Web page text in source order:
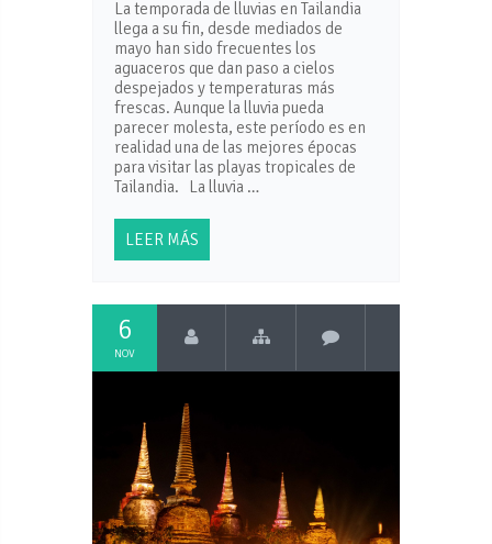
La temporada de lluvias en Tailandia
llega a su fin, desde mediados de
mayo han sido frecuentes los
aguaceros que dan paso a cielos
despejados y temperaturas más
frescas. Aunque la lluvia pueda
parecer molesta, este período es en
realidad una de las mejores épocas
para visitar las playas tropicales de
Tailandia. La lluvia …
LEER MÁS
6
NOV